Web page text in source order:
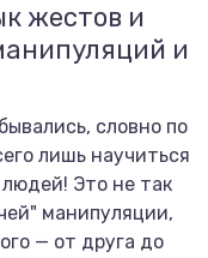
жестов и
и
словно по
лишь научиться
Это не так
манипуляции,
— от друга до